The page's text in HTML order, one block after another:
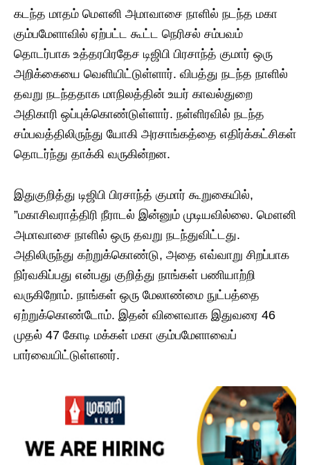
கடந்த மாதம் மௌனி அமாவாசை நாளில் நடந்த மகா
கும்பமேளாவில் ஏற்பட்ட கூட்ட நெரிசல் சம்பவம்
தொடர்பாக உத்தரபிரதேச டிஜிபி பிரசாந்த் குமார் ஒரு
அறிக்கையை வெளியிட்டுள்ளார். விபத்து நடந்த நாளில்
தவறு நடந்ததாக மாநிலத்தின் உயர் காவல்துறை
அதிகாரி ஒப்புக்கொண்டுள்ளார். நள்ளிரவில் நடந்த
சம்பவத்திலிருந்து யோகி அரசாங்கத்தை எதிர்க்கட்சிகள்
தொடர்ந்து தாக்கி வருகின்றன.
இதுகுறித்து டிஜிபி பிரசாந்த் குமார் கூறுகையில்,
”மகாசிவராத்திரி நீராடல் இன்னும் முடியவில்லை. மௌனி
அமாவாசை நாளில் ஒரு தவறு நடந்துவிட்டது.
அதிலிருந்து கற்றுக்கொண்டு, அதை எவ்வாறு சிறப்பாக
நிர்வகிப்பது என்பது குறித்து நாங்கள் பணியாற்றி
வருகிறோம். நாங்கள் ஒரு மேலாண்மை நுட்பத்தை
ஏற்றுக்கொண்டோம். இதன் விளைவாக இதுவரை 46
முதல் 47 கோடி மக்கள் மகா கும்பமேளாவைப்
பார்வையிட்டுள்ளனர்.